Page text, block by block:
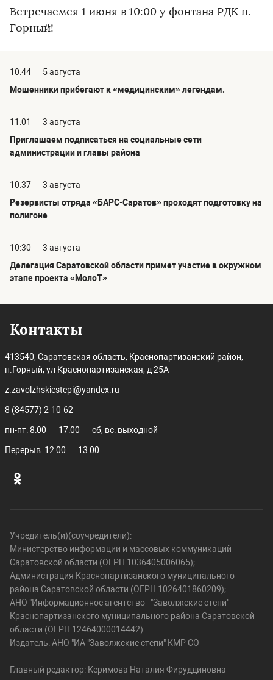
Встречаемся 1 июня в 10:00 у фонтана РДК п.
Горный!
10:44
5 августа
Мошенники прибегают к «медицинским» легендам.
11:01
3 августа
Приглашаем подписаться на социальные сети
администрации и главы района
10:37
3 августа
Резервисты отряда «БАРС-Саратов» проходят подготовку на
полигоне
10:30
3 августа
Делегация Саратовской области примет участие в окружном
этапе проекта «МолоТ»
Контакты
413540, Саратовская область, Краснопартизанский район,
п.Горный, ул Краснопартизанская, д 25А
z.zavolzhskiestepi@yandex.ru
8 (84577) 2-10-62
пн-пт: 8:00 — 17:00 сб, вс: выходной
Перерыв: 12:00 — 13:00
Учредитель(и)(соучредители):
Министерство информации и массовых коммуникаций
Саратовской области (ОГРН 1036405006065);
Администрация Краснопартизанского муниципального
района Саратовской области (ОГРН 1026401860209);
АНО "Информационное агентство "Заволжские степи"
Краснопартизанского муниципального района Саратовской
области (ОГРН 12464000014442)
Издатель: АНО "ИА "Заволжские степи" КМР СО
Главный редактор: Керимова Наталия Фируддиновна